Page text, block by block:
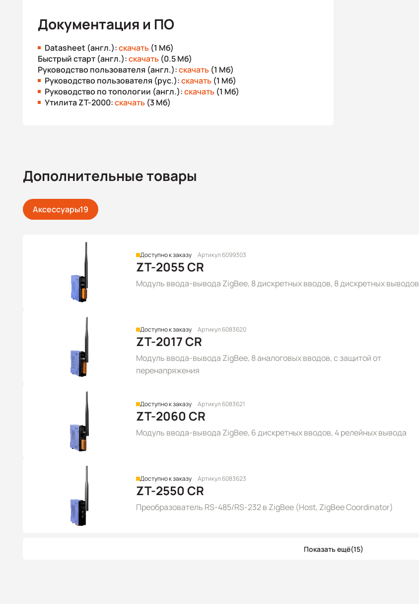
Документация и ПО
Datasheet (англ.):скачать (1 Мб)
Быстрый старт (англ.):скачать (0.5 Мб)
Руководство пользователя (англ.):скачать (1 Мб)
Руководство пользователя (рус.):скачать (1 Мб)
Руководство по топологии (англ.):скачать (1 Мб)
Утилита ZT-2000:скачать (3 Мб)
Дополнительные товары
Аксессуары19
Доступно к заказу Артикул 6099303
ZT-2055 CR
Модуль ввода-вывода ZigBee, 8 дискретных вводов, 8 дискретных выводов
Доступно к заказу Артикул 6083620
ZT-2017 CR
Модуль ввода-вывода ZigBee, 8 аналоговых вводов, с защитой от
перенапряжения
Доступно к заказу Артикул 6083621
ZT-2060 CR
Модуль ввода-вывода ZigBee, 6 дискретных вводов, 4 релейных вывода
Доступно к заказу Артикул 6083623
ZT-2550 CR
Преобразователь RS-485/RS-232 в ZigBee (Host, ZigBee Coordinator)
Показать ещё(15)